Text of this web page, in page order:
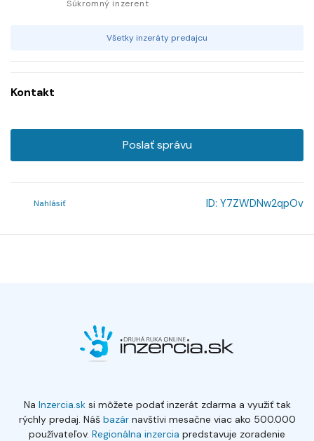
Súkromný inzerent
Všetky inzeráty predajcu
Kontakt
Poslať správu
Nahlásiť ID: Y7ZWDNw2qpOv
Na Inzercia.sksi môžete podať inzerát zdarma a využiť tak
rýchly predaj. Náš bazárnavštívi mesačne viac ako 500.000
používateľov. Regionálna inzercia predstavuje zoradenie